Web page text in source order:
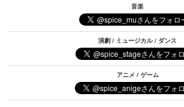
音楽
演劇 / ミュージカル / ダンス
アニメ / ゲーム